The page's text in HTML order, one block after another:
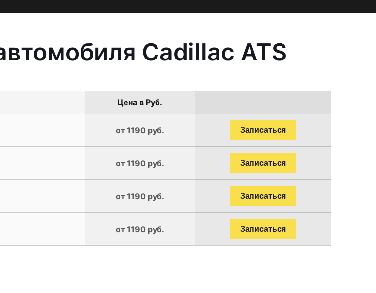
Cadillac ATS
Цена в Руб.
от 1190 руб. Записаться
от 1190 руб. Записаться
от 1190 руб. Записаться
от 1190 руб. Записаться